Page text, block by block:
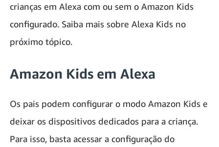
crianças em Alexa com ou sem o Amazon Kids
configurado. Saiba mais sobre Alexa Kids no
próximo tópico.
Amazon Kids em Alexa
Os pais podem configurar o modo Amazon Kids e
deixar os dispositivos dedicados para a criança.
Para isso, basta acessar a configuração do